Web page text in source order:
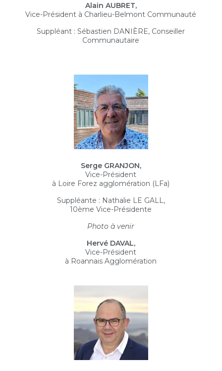
Alain AUBRET,
Vice-Président à Charlieu-Belmont Communauté
Suppléant : Sébastien DANIÈRE, Conseiller
Communautaire
Serge GRANJON,
Vice-Président
à Loire Forez agglomération (LFa)
Suppléante : Nathalie LE GALL,
10ème Vice-Présidente
Photo à venir
Hervé DAVAL,
Vice-Président
à Roannais Agglomération